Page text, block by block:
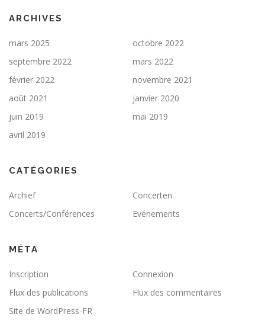
ARCHIVES
mars 2025
octobre 2022
septembre 2022
mars 2022
février 2022
novembre 2021
août 2021
janvier 2020
juin 2019
mai 2019
avril 2019
CATÉGORIES
Archief
Concerten
Concerts/Conférences
Evénements
MÉTA
Inscription
Connexion
Flux des publications
Flux des commentaires
Site de WordPress-FR